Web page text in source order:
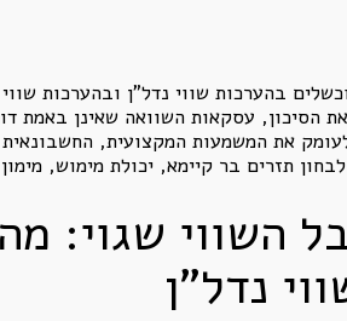
חושף שורה של ליקויים וכשלים בהערכות שווי
הסיכון, עסקאות השוואה שאינן באמת
את המשמעות המקצועית,
תזרים בר קיימא, יכולת מימוש,
השווי שגוי:
נדל"ן